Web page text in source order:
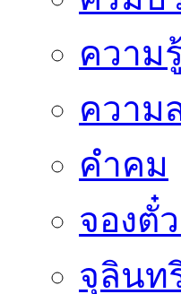
ความ
ความ
คำคม
จองตั๋
จุลินท